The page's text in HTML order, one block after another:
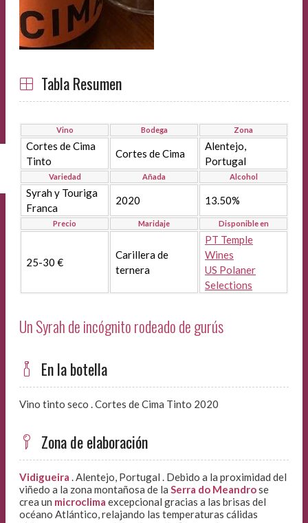
Tabla Resumen
Vino Bodega Zona
Cortes de Cima
Tinto
Cortes de Cima
Alentejo,
Portugal
Variedad Añada Alcohol
Syrah y Touriga
Franca
2020 13.50%
Precio Maridaje Disponible en
25-30 €
Carillera de
ternera
PT Temple
Wines
US Polaner
Selections
Un Syrah de incógnito rodeado de gurús
En la botella
Vino tinto seco . Cortes de Cima Tinto 2020
Zona de elaboración
Vidigueira . Alentejo, Portugal . Debido a la proximidad del
viñedo a​ la zona montañosa de la Serra do Meandrose
crea un microclima excepcional gracias a las brisas del
océano Atlántico, relajando las temperaturas cálidas